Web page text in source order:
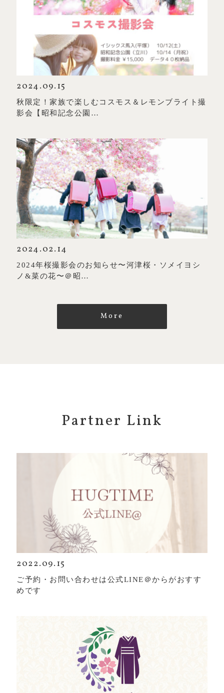
2024.09.15
秋限定！家族で楽しむコスモス＆レモンブライト撮
影会【昭和記念公園…
2024.02.14
2024年桜撮影会のお知らせ〜河津桜・ソメイヨシ
ノ&菜の花〜＠昭…
More
Partner Link
2022.09.15
ご予約・お問い合わせは公式LINE＠からがおすす
めです